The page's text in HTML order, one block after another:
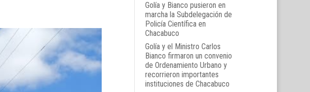
Golía y Bianco pusieron en
marcha la Subdelegación de
Policía Científica en
Chacabuco
Golía y el Ministro Carlos
Bianco firmaron un convenio
de Ordenamiento Urbano y
recorrieron importantes
instituciones de Chacabuco